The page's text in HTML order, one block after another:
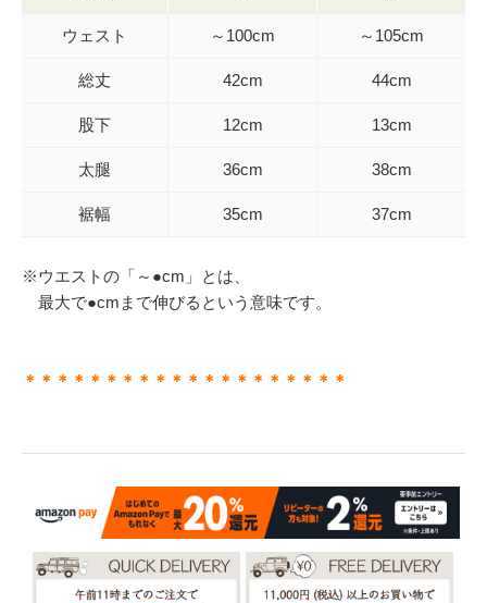
ウェスト ～100cm ～105cm
総丈 42cm 44cm
股下 12cm 13cm
太腿 36cm 38cm
裾幅 35cm 37cm
※ウエストの「～●cm」とは、
最大で●cmまで伸びるという意味です。
＊＊＊＊＊＊＊＊＊＊＊＊＊＊＊＊＊＊＊＊